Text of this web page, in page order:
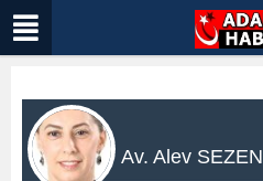
Av. Alev SEZEN